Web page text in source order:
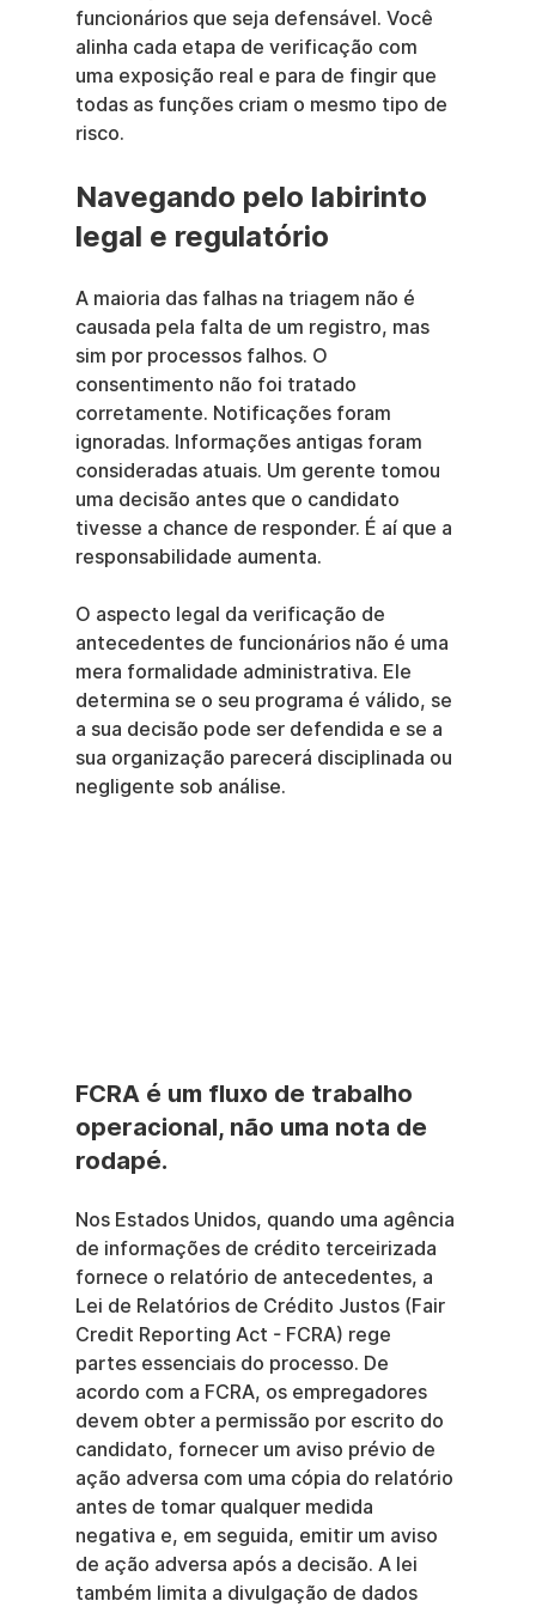
funcionários que seja defensável. Você
alinha cada etapa de verificação com
uma exposição real e para de fingir que
todas as funções criam o mesmo tipo de
risco.
Navegando pelo labirinto
legal e regulatório
A maioria das falhas na triagem não é
causada pela falta de um registro, mas
sim por processos falhos. O
consentimento não foi tratado
corretamente. Notificações foram
ignoradas. Informações antigas foram
consideradas atuais. Um gerente tomou
uma decisão antes que o candidato
tivesse a chance de responder. É aí que a
responsabilidade aumenta.
O aspecto legal da verificação de
antecedentes de funcionários não é uma
mera formalidade administrativa. Ele
determina se o seu programa é válido, se
a sua decisão pode ser defendida e se a
sua organização parecerá disciplinada ou
negligente sob análise.
FCRA é um fluxo de trabalho
operacional, não uma nota de
rodapé.
Nos Estados Unidos, quando uma agência
de informações de crédito terceirizada
fornece o relatório de antecedentes, a
Lei de Relatórios de Crédito Justos (Fair
Credit Reporting Act - FCRA) rege
partes essenciais do processo. De
acordo com a FCRA, os empregadores
devem obter a permissão por escrito do
candidato, fornecer um aviso prévio de
ação adversa com uma cópia do relatório
antes de tomar qualquer medida
negativa e, em seguida, emitir um aviso
de ação adversa após a decisão. A lei
também limita a divulgação de dados